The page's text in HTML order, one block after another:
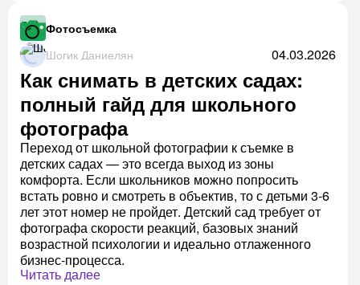
Фотосъемка
Шогик Даниелян
04.03.2026
Как снимать в детских садах:
полный гайд для школьного
фотографа
Переход от школьной фотографии к съемке в
детских садах — это всегда выход из зоны
комфорта. Если школьников можно попросить
встать ровно и смотреть в объектив, то с детьми 3-6
лет этот номер не пройдет. Детский сад требует от
фотографа скорости реакций, базовых знаний
возрастной психологии и идеально отлаженного
бизнес-процесса.
Читать далее